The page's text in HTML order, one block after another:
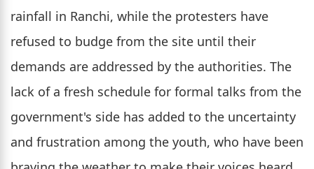
rainfall in Ranchi, while the protesters have
refused to budge from the site until their
demands are addressed by the authorities. The
lack of a fresh schedule for formal talks from the
government's side has added to the uncertainty
and frustration among the youth, who have been